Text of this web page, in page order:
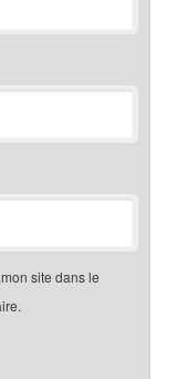
site dans le